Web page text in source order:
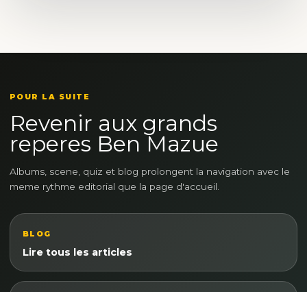
POUR LA SUITE
Revenir aux grands
reperes Ben Mazue
Albums, scene, quiz et blog prolongent la navigation avec le
meme rythme editorial que la page d'accueil.
BLOG
Lire tous les articles